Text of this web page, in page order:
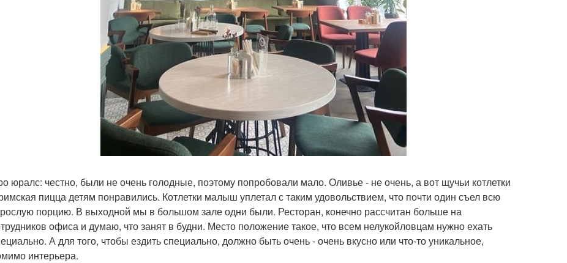
юралс: честно, были не очень голодные, поэтому попробовали мало. Оливье - не очень, а вот щучьи котлетки
пицца детям понравились. Котлетки малыш уплетал с таким удовольствием, что почти один съел всю
порцию. В выходной мы в большом зале одни были. Ресторан, конечно рассчитан больше на
офиса и думаю, что занят в будни. Место положение такое, что всем нелукойловцам нужно ехать
А для того, чтобы ездить специально, должно быть очень - очень вкусно или что-то уникальное,
интерьера.